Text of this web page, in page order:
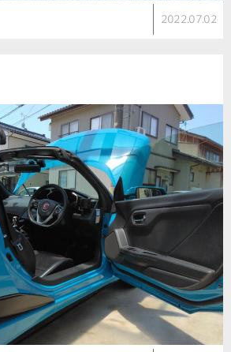
2022.07.02